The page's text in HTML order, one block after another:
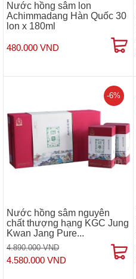
Nước hồng sâm lon
Achimmadang Hàn Quốc 30
lon x 180ml
480.000 VND
Nước hồng sâm nguyên
chất thượng hạng KGC Jung
Kwan Jang Pure...
4.890.000 VND
4.580.000 VND
-6%